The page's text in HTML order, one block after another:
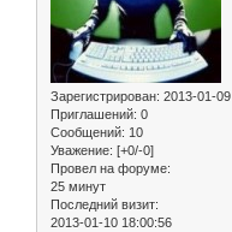
Зарегистрирован: 2013-01-09
Приглашений: 0
Сообщений: 10
Уважение: [+0/-0]
Провел на форуме:
25 минут
Последний визит:
2013-01-10 18:00:56